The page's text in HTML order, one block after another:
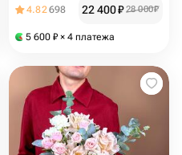
4.82698 22 400₽ 28 000₽
5 600 ₽ × 4 платежа